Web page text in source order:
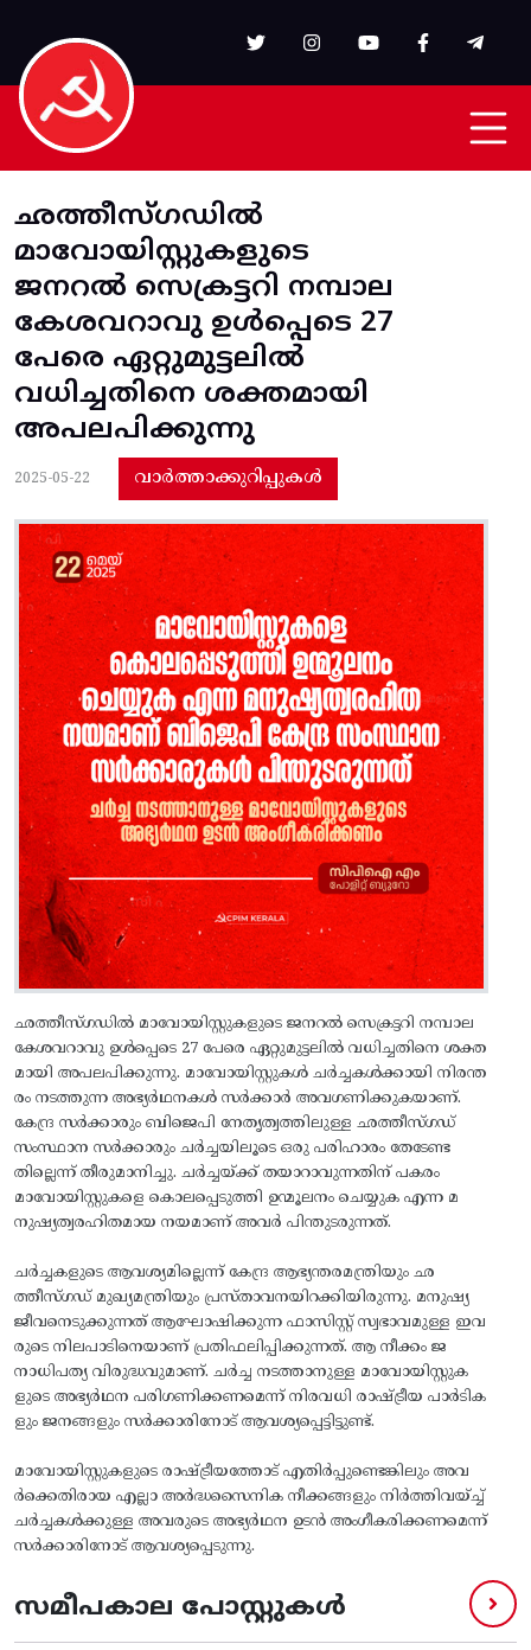
ഛത്തീസ്ഗഡിൽ
മാവോയിസ്റ്റുകളുടെ
ജനറൽ സെക്രട്ടറി നമ്പാല
കേശവറാവു ഉൾപ്പെടെ 27
പേരെ ഏറ്റുമുട്ടലിൽ
വധിച്ചതിനെ ശക്തമായി
അപലപിക്കുന്നു
2025-05-22 വാർത്താക്കുറിപ്പുകൾ
ഛത്തീസ്ഗഡിൽ മാവോയിസ്റ്റുകളുടെ ജനറൽ സെക്രട്ടറി നമ്പാല
കേശവറാവു ഉൾപ്പെടെ 27 പേരെ ഏറ്റുമുട്ടലിൽ വധിച്ചതിനെ ശക്ത
മായി അപലപിക്കുന്നു. മാവോയിസ്റ്റുകൾ ചർച്ചകൾക്കായി നിരന്ത
രം നടത്തുന്ന അഭ്യർഥനകൾ സർക്കാർ അവഗണിക്കുകയാണ്.
കേന്ദ്ര സർക്കാരും ബിജെപി നേതൃത്വത്തിലുള്ള ഛത്തീസ്ഗഡ്
സംസ്ഥാന സർക്കാരും ചർച്ചയിലൂടെ ഒരു പരിഹാരം തേടേണ്ട
തില്ലെന്ന് തീരുമാനിച്ചു. ചർച്ചയ്ക്ക് തയാറാവുന്നതിന് പകരം
മാവോയിസ്റ്റുകളെ കൊലപ്പെടുത്തി ഉന്മൂലനം ചെയ്യുക എന്ന മ
നുഷ്യത്വരഹിതമായ നയമാണ് അവർ പിന്തുടരുന്നത്.
ചർച്ചകളുടെ ആവശ്യമില്ലെന്ന് കേന്ദ്ര ആഭ്യന്തരമന്ത്രിയും ഛ
ത്തീസ്ഗഡ് മുഖ്യമന്ത്രിയും പ്രസ്താവനയിറക്കിയിരുന്നു. മനുഷ്യ
ജീവനെടുക്കുന്നത് ആഘോഷിക്കുന്ന ഫാസിസ്റ്റ് സ്വഭാവമുള്ള ഇവ
രുടെ നിലപാടിനെയാണ് പ്രതിഫലിപ്പിക്കുന്നത്. ആ നീക്കം ജ
നാധിപത്യ വിരുദ്ധവുമാണ്. ചർച്ച നടത്താനുള്ള മാവോയിസ്റ്റുക
ളുടെ അഭ്യർഥന പരിഗണിക്കണമെന്ന് നിരവധി രാഷ്ട്രീയ പാർടിക
ളും ജനങ്ങളും സർക്കാരിനോട് ആവശ്യപ്പെട്ടിട്ടുണ്ട്.
മാവോയിസ്റ്റുകളുടെ രാഷ്ട്രീയത്തോട് എതിർപ്പുണ്ടെങ്കിലും അവ
ര്‍ക്കെതിരായ എല്ലാ അർദ്ധസൈനിക നീക്കങ്ങളും നിർത്തിവയ്ച്ച്
ചർച്ചകൾക്കുള്ള അവരുടെ അഭ്യർഥന ഉടൻ അംഗീകരിക്കണമെന്ന്
സർക്കാരിനോട് ആവശ്യപ്പെടുന്നു.
സമീപകാല പോസ്റ്റുകൾ